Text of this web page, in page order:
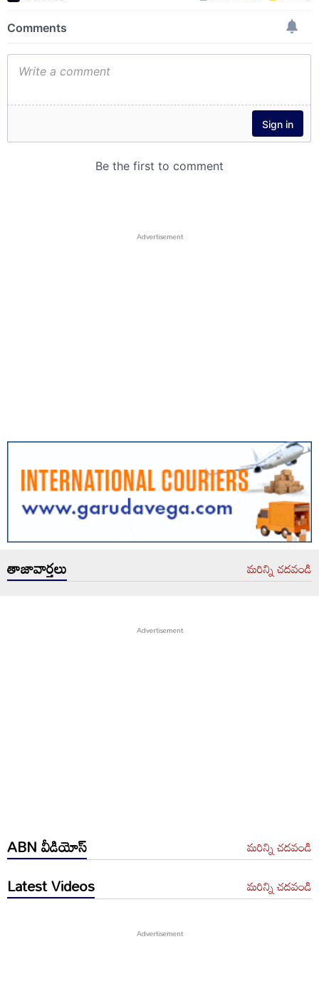
తాజావార్తలు మరిన్ని చదవండి
ABN వీడియోస్ మరిన్ని చదవండి
Latest Videos మరిన్ని చదవండి